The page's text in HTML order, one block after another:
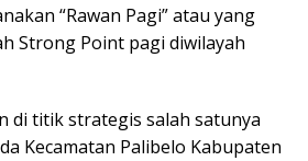
“Rawan Pagi” atau yang
Strong Point pagi diwilayah
di titik strategis salah satunya
Kecamatan Palibelo Kabupaten